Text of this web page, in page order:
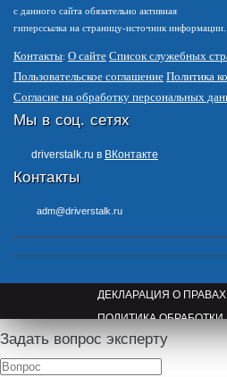
с данного сайта обязательно активная
гиперссылка на страницу-источник информации.
Контакты О сайте Список служебных
Пользовательское соглашение Политика
Согласие на обработку персональных
Мы в соц. сетях
driverstalk.ru в ВКонтакте
Контакты
adm@driverstalk.ru
ДЕКЛАРАЦИЯ О ПРАВАХ
ПОЛИТИКА
ПРАВООБЛАДАТЕЛЯМ
Задать вопрос эксперту